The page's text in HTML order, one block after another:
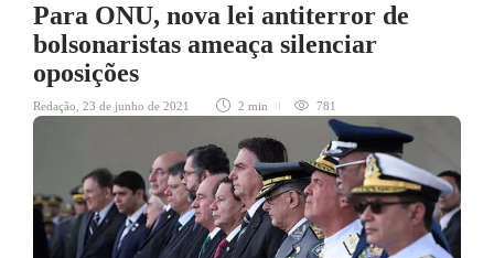
Para ONU, nova lei antiterror de
bolsonaristas ameaça silenciar
oposições
Redação 23 de junho de 2021 2 min 781